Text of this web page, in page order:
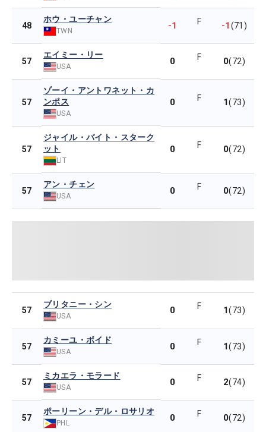
48
ホウ・ユーチャン
TWN -1 F -1(71)
57
エイミー・リー
USA 0 F 0(72)
57
ゾーイ・アントワネット・カ
ンポス
USA
0 F 1(73)
57
ジャイル・バイト・スターク
ット
LIT
0 F 0(72)
57
アン・チェン
USA 0 F 0(72)
57
ブリタニー・シン
USA
0 F 1(73)
57
カミーユ・ボイド
USA 0 F 1(73)
57
ミカエラ・モラード
USA 0 F 2(74)
57
ポーリーン・デル・ロサリオ
PHL 0 F 0(72)